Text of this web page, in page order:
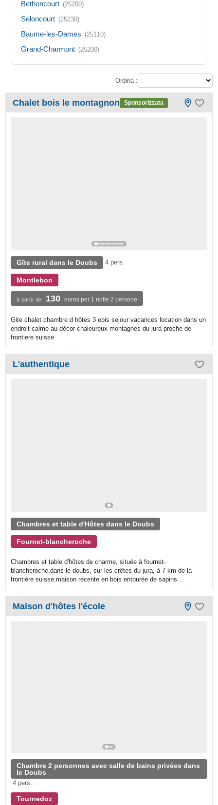
Bethoncourt (25200)
Seloncourt (25230)
Baume-les-Dames (25110)
Grand-Charmont (25200)
Ordina :
Chalet bois le montagnon Sponsorizzata
Gîte rural dans le Doubs 4 pers.
Montlebon
à partir de 130 euros per 1 notte 2 persone
Gite chalet chambre d hôtes 3 epis sejour vacances location dans un
endroit calme au décor chaleureux montagnes du jura proche de
frontiere suisse
L'authentique
Chambres et table d'Hôtes dans le Doubs
Fournet-blancheroche
Chambres et table d'hôtes de charme, située à fournet-
blancheroche,dans le doubs, sur les crêtes du jura, à 7 km de la
frontière suisse.maison récente en bois entourée de sapins...
Maison d'hôtes l'école
Chambre 2 personnes avec salle de bains privées dans
le Doubs
4 pers.
Tournedoz